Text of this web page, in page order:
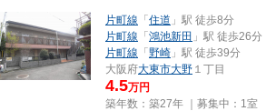
片町線 「 住道 」駅 徒歩8分
片町線 「 鴻池新田 」駅 徒歩26分
片町線 「 野崎 」駅 徒歩39分
大阪府大東市大野 １丁目
4.5万円
築年数：築27年 ｜募集中： 1室